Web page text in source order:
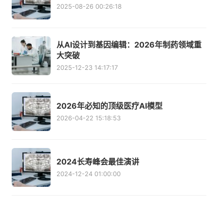
2025-08-26 00:26:18
从AI设计到基因编辑：2026年制药领域重
大突破
2025-12-23 14:17:17
2026年必知的顶级医疗AI模型
2026-04-22 15:18:53
2024长寿峰会最佳演讲
2024-12-24 01:00:00